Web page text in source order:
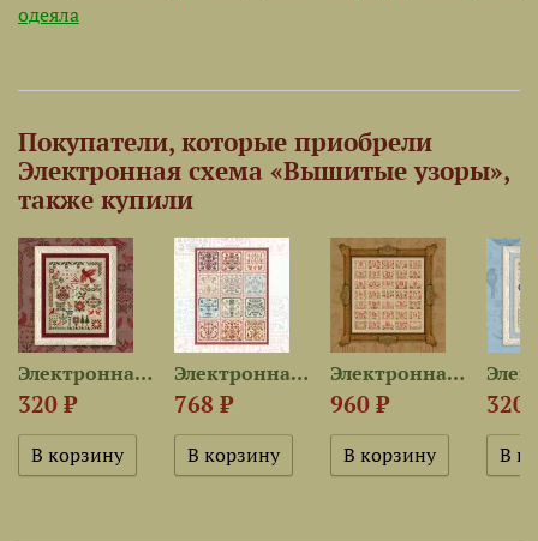
одеяла
Покупатели, которые приобрели
Электронная схема «Вышитые узоры»,
также купили
Электронная схема «Красные...
320 ₽
Электронная схема...
768 ₽
Электронная схема...
960 ₽ 320